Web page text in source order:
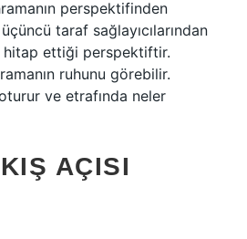
perspektifinden
taraf sağlayıcılarından
hitap ettiği perspektiftir.
ruhunu görebilir.
ve etrafında neler
AÇISI